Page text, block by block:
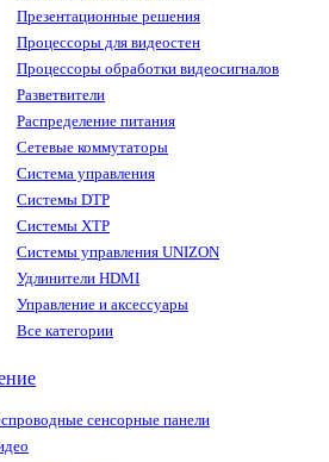
Презентационные решения
Процессоры для видеостен
Процессоры обработки видеосигналов
Разветвители
Распределение питания
Сетевые коммутаторы
Система управления
Системы DTP
Системы XTP
Системы управления UNIZON
Удлинители HDMI
Управление и аксессуары
Все категории
сенсорные панели